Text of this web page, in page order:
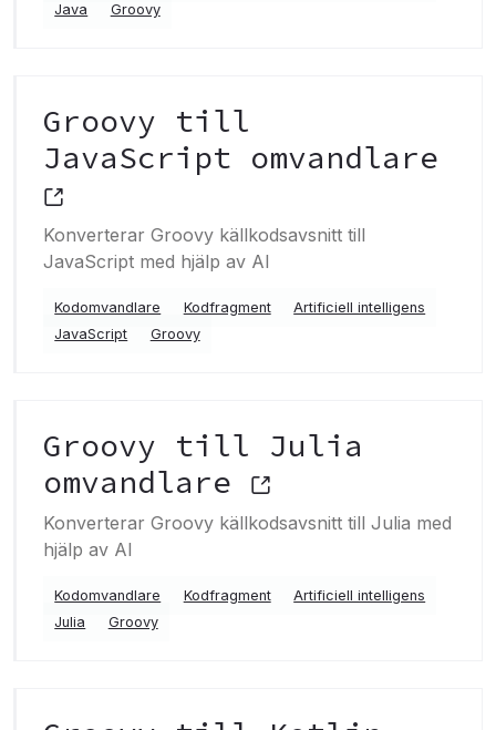
Java
Groovy
Groovy till
JavaScript omvandlare
Konverterar Groovy källkodsavsnitt till
JavaScript med hjälp av AI
Kodomvandlare Kodfragment
Artificiell intelligens
JavaScript
Groovy
Groovy till Julia
omvandlare
Konverterar Groovy källkodsavsnitt till Julia med
hjälp av AI
Kodomvandlare Kodfragment
Artificiell intelligens
Julia
Groovy